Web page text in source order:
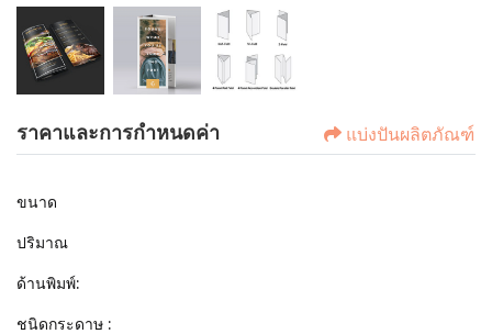
ราคาและการกำหนดค่า แบ่งปันผลิตภัณฑ์
ขนาด
ปริมาณ
ด้านพิมพ์:
ชนิดกระดาษ :